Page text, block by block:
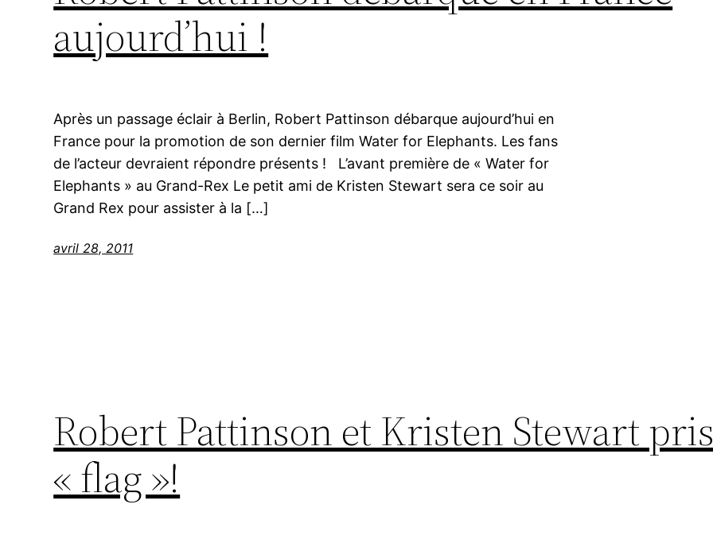
aujourd’hui !
Après un passage éclair à Berlin, Robert Pattinson débarque aujourd’hui en
France pour la promotion de son dernier film Water for Elephants. Les fans
de l’acteur devraient répondre présents ! L’avant première de « Water for
Elephants » au Grand-Rex Le petit ami de Kristen Stewart sera ce soir au
Grand Rex pour assister à la […]
avril 28, 2011
Robert Pattinson et Kristen Stewart
« flag »!